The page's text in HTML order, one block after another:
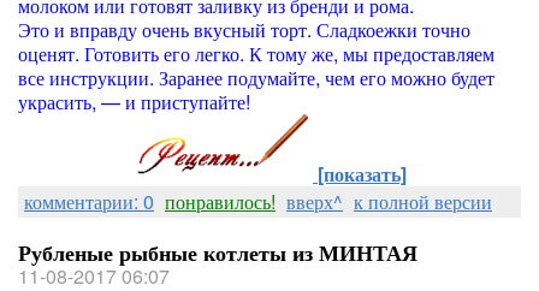
Это и вправду очень вкусный торт. Сладкоежки точно
оценят. Готовить его легко. К тому же, мы предоставляем
все инструкции. Заранее подумайте, чем его можно будет
украсить, — и приступайте!
[показать]
комментарии: 0 понравилось! вверх^ к полной версии
Рубленые рыбные котлеты из МИНТАЯ
11-08-2017 06:07